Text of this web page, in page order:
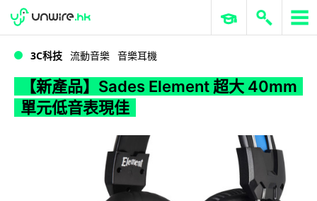
WWDC 2026 ERP 與商業 AI
3C科技 流動音樂 音樂耳機
【新產品】Sades Element 超大 40mm
單元低音表現佳